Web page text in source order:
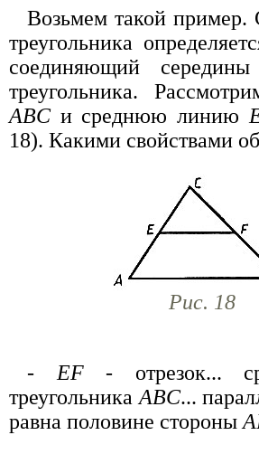
Возьмем такой пример.
треугольника
соединяющий
треугольника.
ABC и среднюю линию
18). Какими свойствами
Рис. 18
- EF- отрезок...
треугольника ABC...
равна половине стороны